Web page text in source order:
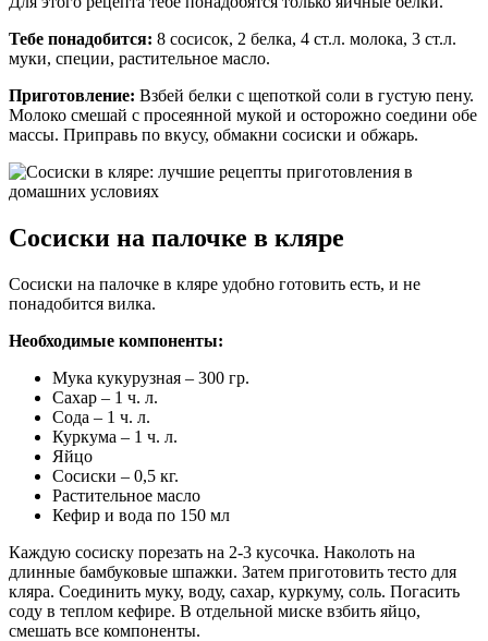
Тебе понадобится: 8 сосисок, 2 белка, 4 ст.л. молока, 3 ст.л.
муки, специи, растительное масло.
Приготовление: Взбей белки с щепоткой соли в густую пену.
Молоко смешай с просеянной мукой и осторожно соедини обе
массы. Приправь по вкусу, обмакни сосиски и обжарь.
Сосиски на палочке в кляре
Сосиски на палочке в кляре удобно готовить есть, и не
понадобится вилка.
Необходимые компоненты:
Мука кукурузная – 300 гр.
Сахар – 1 ч. л.
Сода – 1 ч. л.
Куркума – 1 ч. л.
Яйцо
Сосиски – 0,5 кг.
Растительное масло
Кефир и вода по 150 мл
Каждую сосиску порезать на 2-3 кусочка. Наколоть на
длинные бамбуковые шпажки. Затем приготовить тесто для
кляра. Соединить муку, воду, сахар, куркуму, соль. Погасить
соду в теплом кефире. В отдельной миске взбить яйцо,
смешать все компоненты.